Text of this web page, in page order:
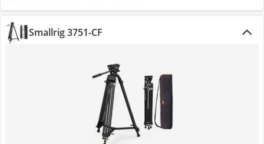
Smallrig 3751-CF